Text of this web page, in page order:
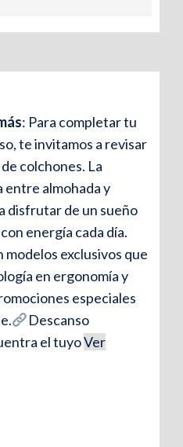
: Para completar tu
te invitamos a revisar
colchones. La
entre almohada y
disfrutar de un sueño
energía cada día.
modelos exclusivos que
en ergonomía y
especiales
Descanso
el tuyoVer